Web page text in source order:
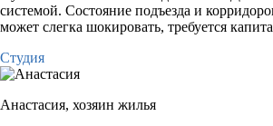
системой. Состояние подъезда и
может слегка шокировать, требуется
Студия
Анастасия, хозяин жилья